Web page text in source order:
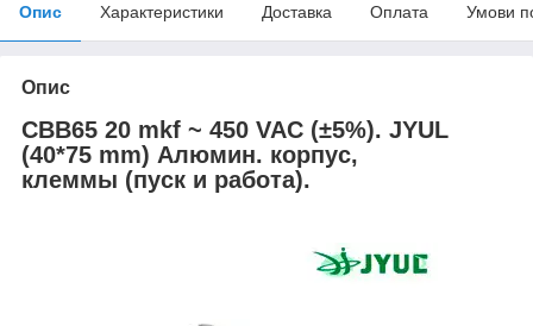
Опис Характеристики Доставка Оплата Умови
Опис
CBB65 20 mkf ~ 450 VAC (±5%). JYUL
(40*75 mm) Алюмин. корпус,
клеммы (пуск и работа).